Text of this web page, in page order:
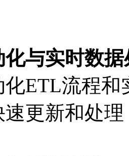
与实时数据处
ETL流程和
更新和处理